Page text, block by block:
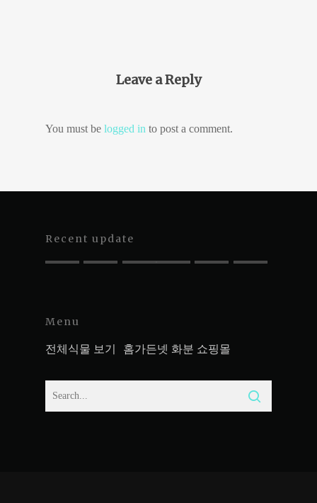
Leave a Reply
You must be logged in to post a comment.
Recent update
Menu
전체식물 보기 홈가든넷 화분 쇼핑몰